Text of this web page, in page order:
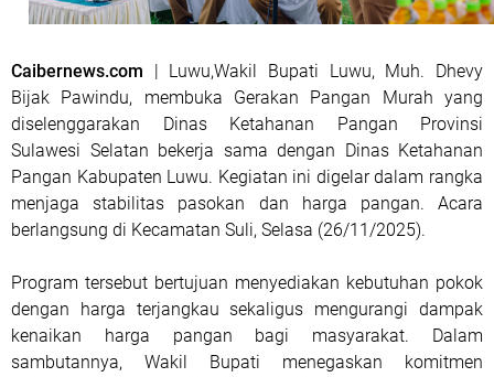
Caibernews.com | Luwu,Wakil Bupati Luwu, Muh. Dhevy
Bijak Pawindu, membuka Gerakan Pangan Murah yang
diselenggarakan Dinas Ketahanan Pangan Provinsi
Sulawesi Selatan bekerja sama dengan Dinas Ketahanan
Pangan Kabupaten Luwu. Kegiatan ini digelar dalam rangka
menjaga stabilitas pasokan dan harga pangan. Acara
berlangsung di Kecamatan Suli, Selasa (26/11/2025).
Program tersebut bertujuan menyediakan kebutuhan pokok
dengan harga terjangkau sekaligus mengurangi dampak
kenaikan harga pangan bagi masyarakat. Dalam
sambutannya, Wakil Bupati menegaskan komitmen